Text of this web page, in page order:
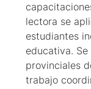
lectora se
estudiantes
educativa.
provinciales
trabajo